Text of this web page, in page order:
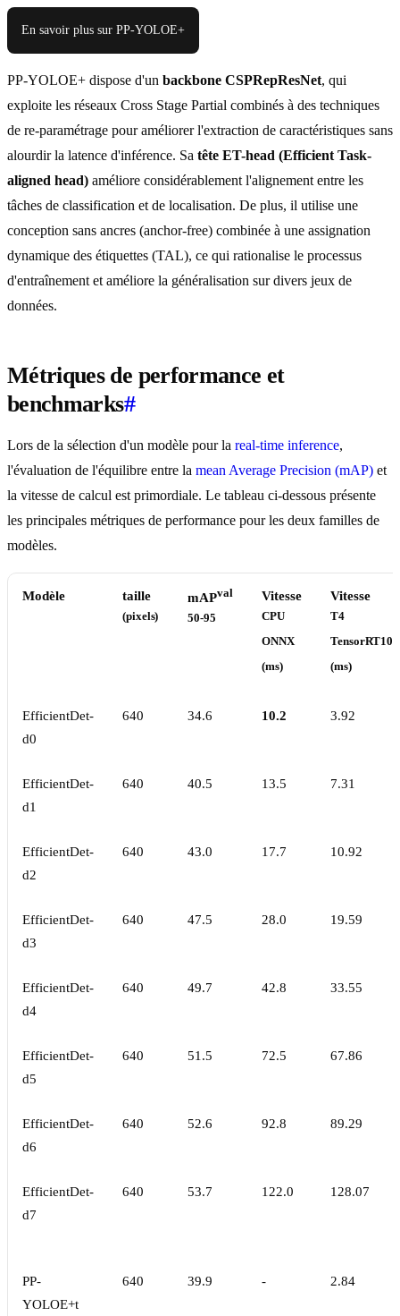
En savoir plus sur PP-YOLOE+
PP-YOLOE+ dispose d'un backbone CSPRepResNet, qui
exploite les réseaux Cross Stage Partial combinés à des techniques
de re-paramétrage pour améliorer l'extraction de caractéristiques sans
alourdir la latence d'inférence. Sa tête ET-head (Efficient Task-
aligned head) améliore considérablement l'alignement entre les
tâches de classification et de localisation. De plus, il utilise une
conception sans ancres (anchor-free) combinée à une assignation
dynamique des étiquettes (TAL), ce qui rationalise le processus
d'entraînement et améliore la généralisation sur divers jeux de
données.
Métriques de performance et
benchmarks#
Lors de la sélection d'un modèle pour la real-time inference,
l'évaluation de l'équilibre entre la mean Average Precision (mAP) et
la vitesse de calcul est primordiale. Le tableau ci-dessous présente
les principales métriques de performance pour les deux familles de
modèles.
Modèle taille
(pixels)
mAPval
50-95
Vitesse
CPU
ONNX
(ms)
Vitesse
T4
TensorRT10
(ms)
EfficientDet-
d0
640 34.6 10.2 3.92
EfficientDet-
d1
640 40.5 13.5 7.31
EfficientDet-
d2
640 43.0 17.7 10.92
EfficientDet-
d3
640 47.5 28.0 19.59
EfficientDet-
d4
640 49.7 42.8 33.55
EfficientDet-
d5
640 51.5 72.5 67.86
EfficientDet-
d6
640 52.6 92.8 89.29
EfficientDet-
d7
640 53.7 122.0 128.07
PP-
YOLOE+t
640 39.9 - 2.84